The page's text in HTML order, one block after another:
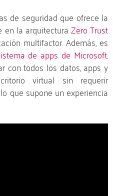
de seguridad que ofrece la
en la arquitecturaZero Trust
multifactor. Además, es
de apps de Microsoft.
con todos los datos, apps y
virtual sin requerir
que supone un experiencia